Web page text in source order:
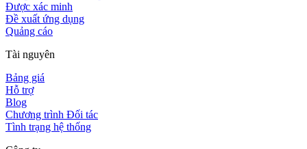
Được xác minh
Đề xuất ứng dụng
Quảng cáo
Tài nguyên
Bảng giá
Hỗ trợ
Blog
Chương trình Đối tác
Tình trạng hệ thống